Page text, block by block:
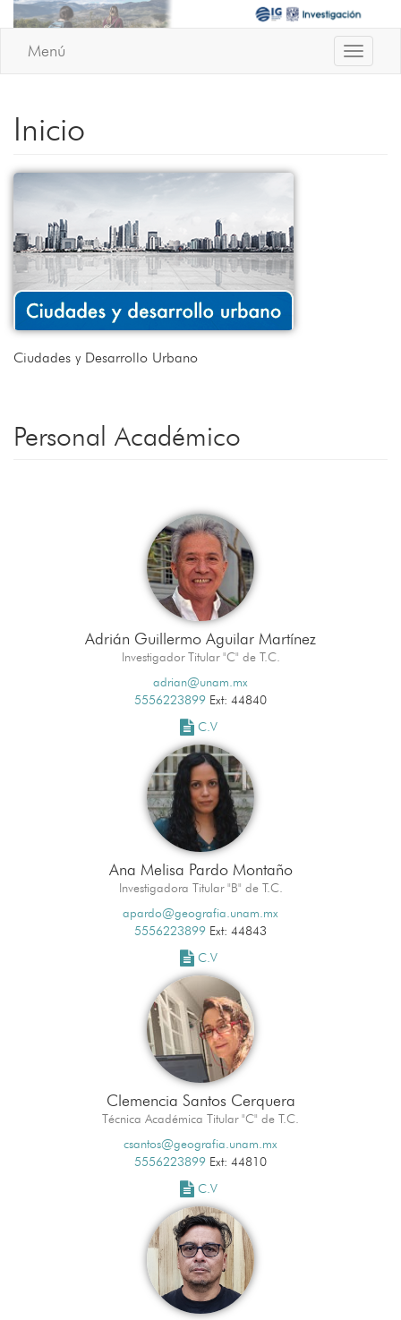
Toggle
Menú
Inicio
Ciudades y Desarrollo Urbano
Personal Académico
Adrián Guillermo Aguilar Martínez
Investigador Titular "C" de T.C.
adrian@unam.mx
5556223899 Ext: 44840
C.V
Ana Melisa Pardo Montaño
Investigadora Titular "B" de T.C.
apardo@geografia.unam.mx
5556223899 Ext: 44843
C.V
Clemencia Santos Cerquera
Técnica Académica Titular "C" de T.C.
csantos@geografia.unam.mx
5556223899 Ext: 44810
C.V